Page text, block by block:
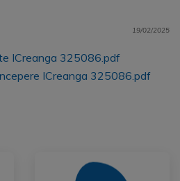
19/02/2025
ICreanga 325086.pdf
ICreanga 325086.pdf